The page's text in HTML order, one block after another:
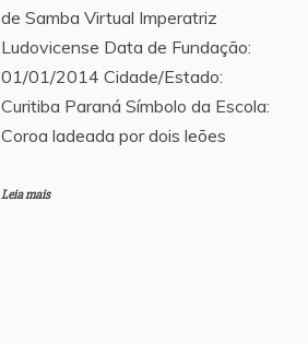
de Samba Virtual Imperatriz
Ludovicense Data de Fundação:
01/01/2014 Cidade/Estado:
Curitiba Paraná Símbolo da Escola:
Coroa ladeada por dois leões
Leia mais